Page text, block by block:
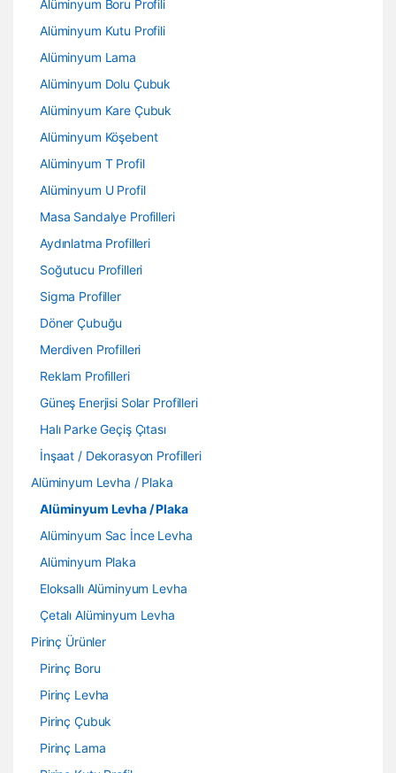
Alüminyum Boru Profili
Alüminyum Kutu Profili
Alüminyum Lama
Alüminyum Dolu Çubuk
Alüminyum Kare Çubuk
Alüminyum Köşebent
Alüminyum T Profil
Alüminyum U Profil
Masa Sandalye Profilleri
Aydınlatma Profilleri
Soğutucu Profilleri
Sigma Profiller
Döner Çubuğu
Merdiven Profilleri
Reklam Profilleri
Güneş Enerjisi Solar Profilleri
Halı Parke Geçiş Çıtası
İnşaat / Dekorasyon Profilleri
Alüminyum Levha / Plaka
Alüminyum Levha / Plaka
Alüminyum Sac İnce Levha
Alüminyum Plaka
Eloksallı Alüminyum Levha
Çetalı Alüminyum Levha
Pirinç Ürünler
Pirinç Boru
Pirinç Levha
Pirinç Çubuk
Pirinç Lama